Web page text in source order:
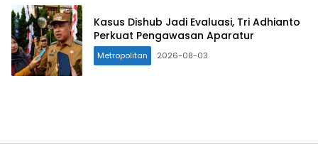
Kasus Dishub Jadi Evaluasi, Tri Adhianto
Perkuat Pengawasan Aparatur
Metropolitan 2026-08-03